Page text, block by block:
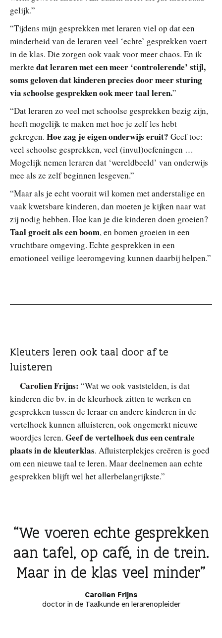
gelijk.”
“Tijdens mijn gesprekken met leraren viel op dat een
minderheid van de leraren veel ‘echte’ gesprekken voert
in de klas. Die zorgen ook vaak voor meer chaos. En ik
merkte dat leraren met een meer ‘controlerende’ stijl,
soms geloven dat kinderen precies door meer sturing
via schoolse gesprekken ook meer taal leren.”
“Dat leraren zo veel met schoolse gesprekken bezig zijn,
heeft mogelijk te maken met hoe je zelf les hebt
gekregen. Hoe zag je eigen onderwijs eruit? Geef toe:
veel schoolse gesprekken, veel (invul)oefeningen …
Mogelijk nemen leraren dat ‘wereldbeeld’ van onderwijs
mee als ze zelf beginnen lesgeven.”
“Maar als je echt vooruit wil komen met anderstalige en
vaak kwetsbare kinderen, dan moeten je kijken naar wat
zij nodig hebben. Hoe kan je die kinderen doen groeien?
Taal groeit als een boom, en bomen groeien in een
vruchtbare omgeving. Echte gesprekken in een
emotioneel veilige leeromgeving kunnen daarbij helpen.”
Kleuters leren ook taal door af te
luisteren
Carolien Frijns: “Wat we ook vaststelden, is dat
kinderen die bv. in de kleurhoek zitten te werken en
gesprekken tussen de leraar en andere kinderen in de
vertelhoek kunnen afluisteren, ook ongemerkt nieuwe
woordjes leren. Geef de vertelhoek dus een centrale
plaats in de kleuterklas. Afluisterplekjes creëren is goed
om een nieuwe taal te leren. Maar deelnemen aan echte
gesprekken blijft wel het allerbelangrijkste.”
We voeren echte gesprekken
aan tafel, op café, in de trein.
Maar in de klas veel minder
Carolien Frijns
doctor in de Taalkunde en lerarenopleider